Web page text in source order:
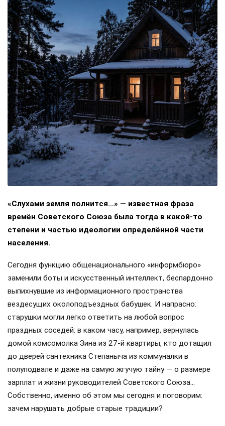
«Слухами земля полнится…» — известная фраза
времён Советского Союза была тогда в какой-то
степени и частью идеологии определённой части
населения.
Сегодня функцию общенационального «информбюро»
заменили боты и искусственный интеллект, беспардонно
выпихнувшие из информационного пространства
вездесущих околоподъездных бабушек. И напрасно:
старушки могли легко ответить на любой вопрос
праздных соседей: в каком часу, например, вернулась
домой комсомолка Зина из 27-й квартиры, кто дотащил
до дверей сантехника Степаныча из коммуналки в
полуподвале и даже на самую жгучую тайну — о размере
зарплат и жизни руководителей Советского Союза…
Собственно, именно об этом мы сегодня и поговорим:
зачем нарушать добрые старые традиции?